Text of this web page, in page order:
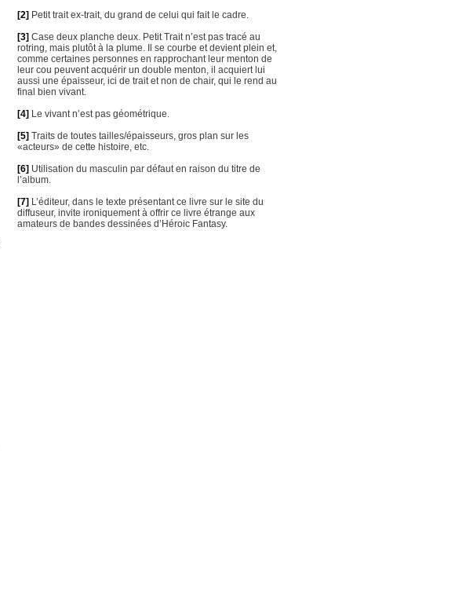
[2] Petit trait ex-trait, du grand de celui qui fait le cadre.
[3] Case deux planche deux. Petit Trait n’est pas tracé au
rotring, mais plutôt à la plume. Il se courbe et devient plein et,
comme certaines personnes en rapprochant leur menton de
leur cou peuvent acquérir un double menton, il acquiert lui
aussi une épaisseur, ici de trait et non de chair, qui le rend au
final bien vivant.
[4] Le vivant n’est pas géométrique.
[5] Traits de toutes tailles/épaisseurs, gros plan sur les
«acteurs» de cette histoire, etc.
[6] Utilisation du masculin par défaut en raison du titre de
l’album.
[7] L’éditeur, dans le texte présentant ce livre sur le site du
diffuseur, invite ironiquement à offrir ce livre étrange aux
amateurs de bandes dessinées d’Héroic Fantasy.